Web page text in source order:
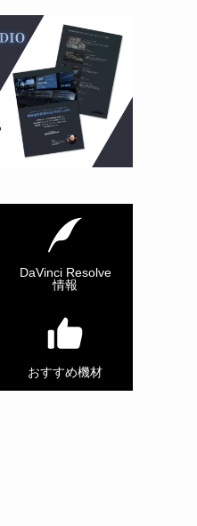
DaVinci Resolve
情報
おすすめ機材